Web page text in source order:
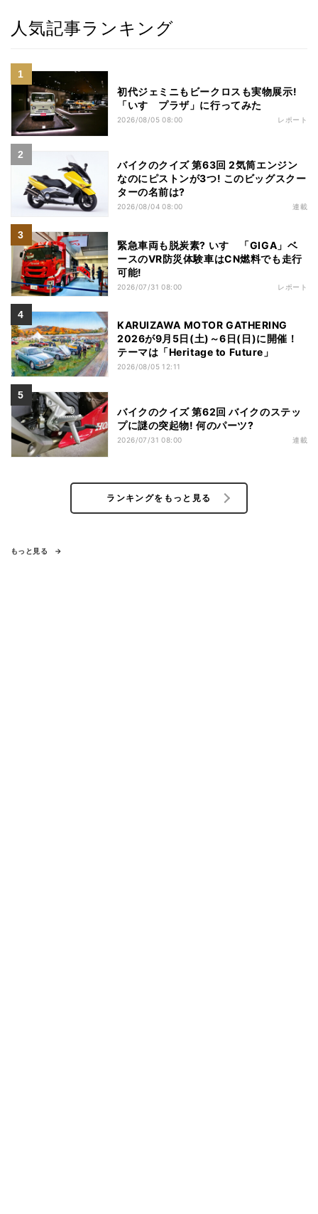
人気記事ランキング
初代ジェミニもビークロスも実物展示!
「いすゞプラザ」に行ってみた
2026/08/05 08:00 レポート
バイクのクイズ 第63回 2気筒エンジン
なのにピストンが3つ! このビッグスクー
ターの名前は?
2026/08/04 08:00 連載
緊急車両も脱炭素? いすゞ「GIGA」ベ
ースのVR防災体験車はCN燃料でも走行
可能!
2026/07/31 08:00 レポート
KARUIZAWA MOTOR GATHERING
2026が9月5日(土)～6日(日)に開催！
テーマは「Heritage to Future」
2026/08/05 12:11
バイクのクイズ 第62回 バイクのステッ
プに謎の突起物! 何のパーツ?
2026/07/31 08:00 連載
ランキングをもっと見る
もっと見る